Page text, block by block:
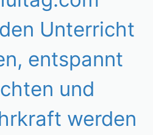
Unterricht
entspannt
und
werden